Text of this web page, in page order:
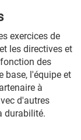
exercices de
les directives et
des
base, l'équipe et
à
d'autres
durabilité.